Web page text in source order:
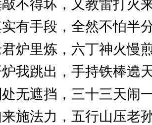
敲不得坏，又教雷
实有手段，全然不
君炉里炼，六丁神
炉我跳出，手持铁
处无遮挡，三十三
来施法力，五行山